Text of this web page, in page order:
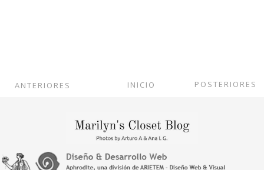
POSTERIORES
INICIO
ANTERIORES